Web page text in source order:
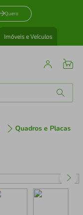
Quero
Imóveis e Veículos
Quadros e Placas